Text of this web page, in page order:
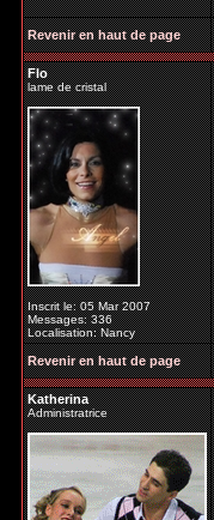
Revenir en haut de page
Flo
lame de cristal
Inscrit le: 05 Mar 2007
Messages: 336
Localisation: Nancy
Revenir en haut de page
Katherina
Administratrice